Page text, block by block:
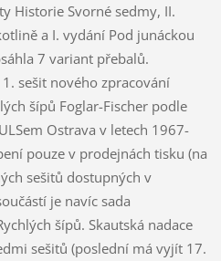
Historie Svorné sedmy, II.
a I. vydání Pod junáckou
7 variant přebalů.
sešit nového zpracování
šípů Foglar-Fischer podle
Ostrava v letech 1967-
pouze v prodejnách tisku (na
sešitů dostupných v
je navíc sada
šípů. Skautská nadace
sešitů (poslední má vyjít 17.